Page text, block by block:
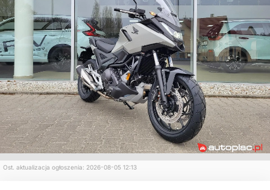
Ost. aktualizacja ogłoszenia: 2026-08-05 12:13